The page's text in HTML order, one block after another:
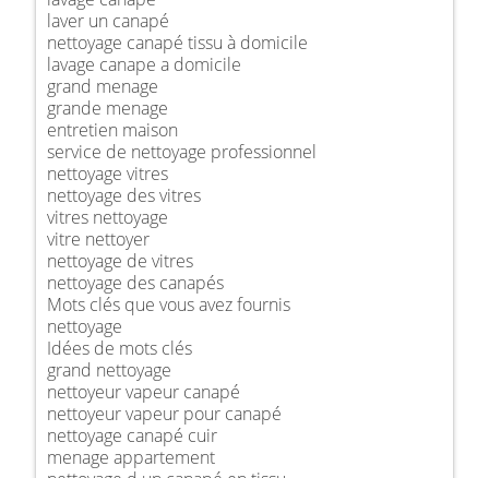
laver un canapé
nettoyage canapé tissu à domicile
lavage canape a domicile
grand menage
grande menage
entretien maison
service de nettoyage professionnel
nettoyage vitres
nettoyage des vitres
vitres nettoyage
vitre nettoyer
nettoyage de vitres
nettoyage des canapés
Mots clés que vous avez fournis
nettoyage
Idées de mots clés
grand nettoyage
nettoyeur vapeur canapé
nettoyeur vapeur pour canapé
nettoyage canapé cuir
menage appartement